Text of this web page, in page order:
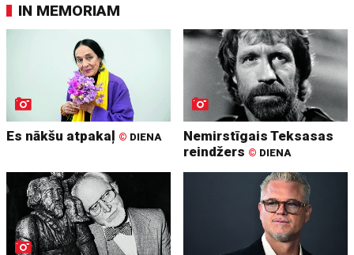
IN MEMORIAM
Es nākšu atpakaļ © DIENA
Nemirstīgais Teksasas
reindžers © DIENA